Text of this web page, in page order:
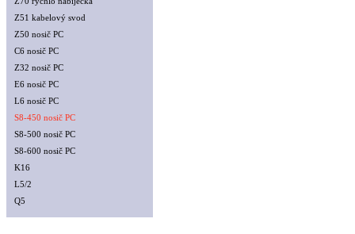
Z51 kabelový svod
Z50 nosič PC
C6 nosič PC
Z32 nosič PC
E6 nosič PC
L6 nosič PC
S8-450 nosič PC
S8-500 nosič PC
S8-600 nosič PC
K16
L5/2
Q5